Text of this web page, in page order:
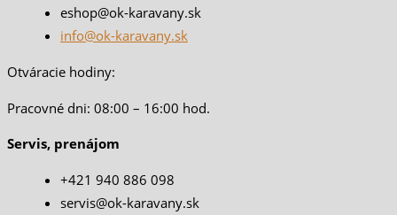
eshop@ok-karavany.sk
info@ok-karavany.sk
Otváracie hodiny:
Pracovné dni: 08:00 – 16:00 hod.
Servis, prenájom
+421 940 886 098
servis@ok-karavany.sk